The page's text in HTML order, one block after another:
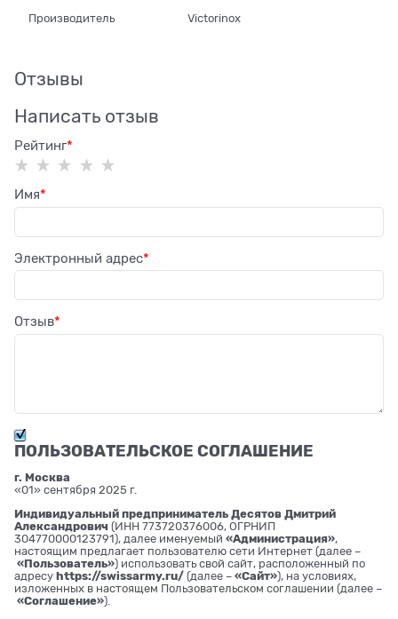
Производитель Victorinox
Отзывы
Написать отзыв
Рейтинг
Имя
Электронный адрес
Отзыв
ПОЛЬЗОВАТЕЛЬСКОЕ СОГЛАШЕНИЕ
г. Москва
«01» сентября 2025 г.
Индивидуальный предприниматель Десятов Дмитрий
Александрович (ИНН 773720376006, ОГРНИП
304770000123791), далее именуемый «Администрация»,
настоящим предлагает пользователю сети Интернет (далее –
«Пользователь») использовать свой сайт, расположенный по
адресу https://swissarmy.ru/ (далее – «Сайт»), на условиях,
изложенных в настоящем Пользовательском соглашении (далее –
«Соглашение»).